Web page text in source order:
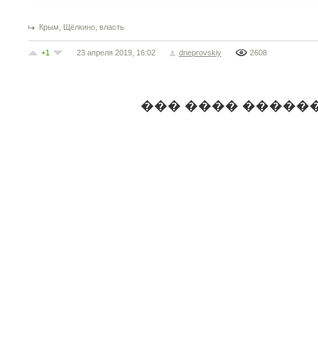
Крым, Щёлкино, власть
+1 23 апреля 2019, 16:02 dneprovskiy 2608
��� ����